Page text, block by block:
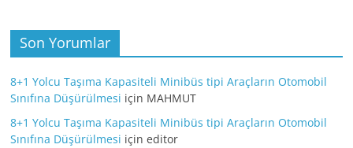
Son Yorumlar
8+1 Yolcu Taşıma Kapasiteli Minibüs tipi Araçların Otomobil
Sınıfına Düşürülmesi için MAHMUT
8+1 Yolcu Taşıma Kapasiteli Minibüs tipi Araçların Otomobil
Sınıfına Düşürülmesi içineditor